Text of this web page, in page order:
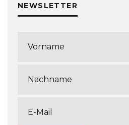
NEWSLETTER